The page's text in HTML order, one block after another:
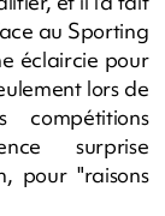
au Sporting
éclaircie pour
lors de
compétitions
surprise
pour "raisons